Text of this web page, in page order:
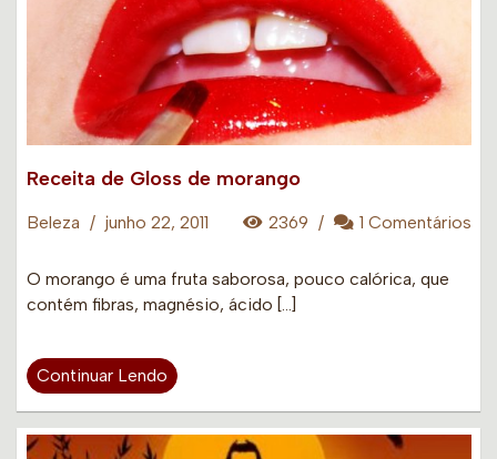
Receita de Gloss de morango
Beleza / junho 22, 2011 2369 / 1 Comentários
O morango é uma fruta saborosa, pouco calórica, que
contém fibras, magnésio, ácido […]
Continuar Lendo